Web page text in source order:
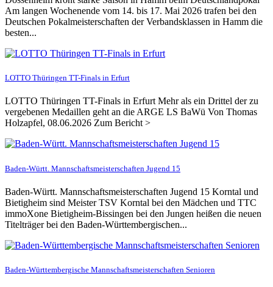
Am langen Wochenende vom 14. bis 17. Mai 2026 trafen bei den
Deutschen Pokalmeisterschaften der Verbandsklassen in Hamm die
besten...
LOTTO Thüringen TT-Finals in Erfurt
LOTTO Thüringen TT-Finals in Erfurt Mehr als ein Drittel der zu
vergebenen Medaillen geht an die ARGE LS BaWü Von Thomas
Holzapfel, 08.06.2026 Zum Bericht >
Baden-Württ. Mannschaftsmeisterschaften Jugend 15
Baden-Württ. Mannschaftsmeisterschaften Jugend 15 Korntal und
Bietigheim sind Meister TSV Korntal bei den Mädchen und TTC
immoXone Bietigheim-Bissingen bei den Jungen heißen die neuen
Titelträger bei den Baden-Württembergischen...
Baden-Württembergische Mannschaftsmeisterschaften Senioren